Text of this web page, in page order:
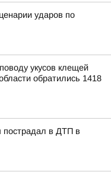
ударов по
укусов клещей
обратились 1418
в ДТП в